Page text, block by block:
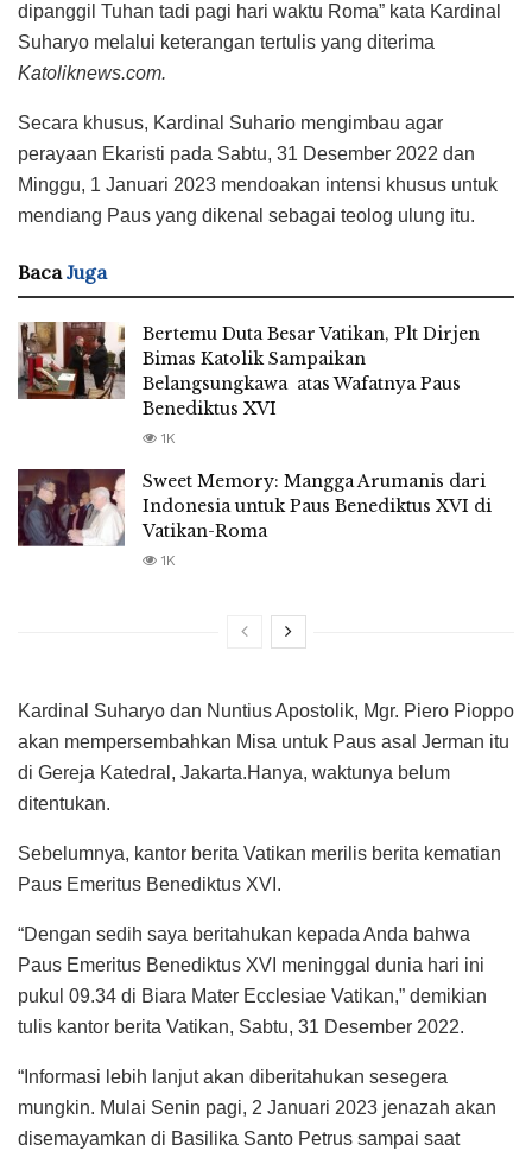
dipanggil Tuhan tadi pagi hari waktu Roma” kata Kardinal
Suharyo melalui keterangan tertulis yang diterima
Katoliknews.com.
Secara khusus, Kardinal Suhario mengimbau agar
perayaan Ekaristi pada Sabtu, 31 Desember 2022 dan
Minggu, 1 Januari 2023 mendoakan intensi khusus untuk
mendiang Paus yang dikenal sebagai teolog ulung itu.
Baca Juga
Bertemu Duta Besar Vatikan, Plt Dirjen
Bimas Katolik Sampaikan
Belangsungkawa atas Wafatnya Paus
Benediktus XVI
1K
Sweet Memory: Mangga Arumanis dari
Indonesia untuk Paus Benediktus XVI di
Vatikan-Roma
1K
Kardinal Suharyo dan Nuntius Apostolik, Mgr. Piero Pioppo
akan mempersembahkan Misa untuk Paus asal Jerman itu
di Gereja Katedral, Jakarta.Hanya, waktunya belum
ditentukan.
Sebelumnya, kantor berita Vatikan merilis berita kematian
Paus Emeritus Benediktus XVI.
“Dengan sedih saya beritahukan kepada Anda bahwa
Paus Emeritus Benediktus XVI meninggal dunia hari ini
pukul 09.34 di Biara Mater Ecclesiae Vatikan,” demikian
tulis kantor berita Vatikan, Sabtu, 31 Desember 2022.
“Informasi lebih lanjut akan diberitahukan sesegera
mungkin. Mulai Senin pagi, 2 Januari 2023 jenazah akan
disemayamkan di Basilika Santo Petrus sampai saat